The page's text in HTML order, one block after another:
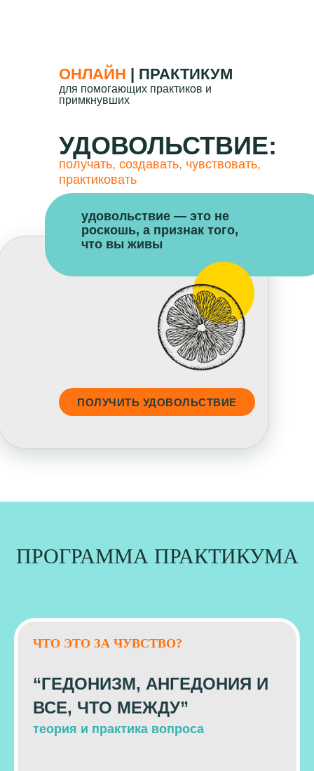
получать, создавать, чувствовать,
практиковать
УДОВОЛЬСТВИЕ:
ОНЛАЙН | ПРАКТИКУМ
для помогающих практиков и
примкнувших
удовольствие — это не
роскошь, а признак того,
что вы живы
ПОЛУЧИТЬ УДОВОЛЬСТВИЕ
ПРОГРАММА ПРАКТИКУМА
ЧТО ЭТО ЗА ЧУВСТВО?
“ГЕДОНИЗМ, АНГЕДОНИЯ И
ВСЕ, ЧТО МЕЖДУ”
теория и практика вопроса